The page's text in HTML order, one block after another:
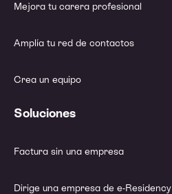
Mejora tu carera profesional
Amplía tu red de contactos
Crea un equipo
Soluciones
Factura sin una empresa
Dirige una empresa de e-Residency